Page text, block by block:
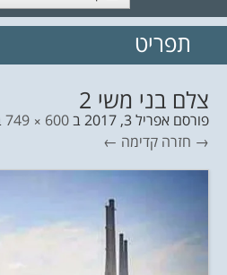
// הצטרף
תפריט
צלם בני משי 2
פורסם אפריל 3, 2017 ב600 × 749
→ חזרה קדימה ←